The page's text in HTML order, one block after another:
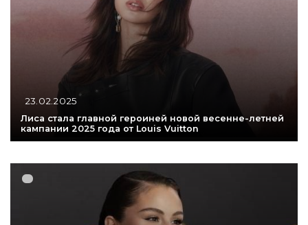
23.02.2025
Лиса стала главной героиней новой весенне-летней
кампании 2025 года от Louis Vuitton